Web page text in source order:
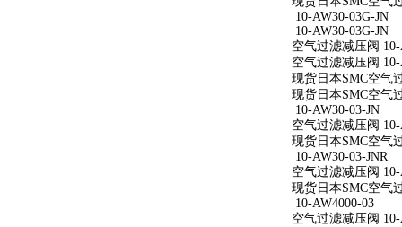
10-AW30-03G-JN
10-AW30-03G-JN
空气过滤减压阀 10-
空气过滤减压阀 10-
现货日本SMC空气
现货日本SMC空气
10-AW30-03-JN
空气过滤减压阀 10-
现货日本SMC空气
10-AW30-03-JNR
空气过滤减压阀 10-
现货日本SMC空气
10-AW4000-03
空气过滤减压阀 10-